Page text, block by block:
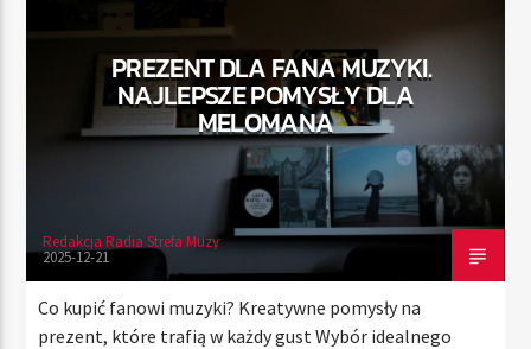
RADIO STREFA MUZY
Radio Strefa Muzy
PREZENT DLA FANA MUZYKI.
NAJLEPSZE POMYSŁY DLA
MELOMANA
Redakcja Radia Strefa Muzy
2025-12-21
Co kupić fanowi muzyki? Kreatywne pomysły na
prezent, które trafią w każdy gust Wybór idealnego